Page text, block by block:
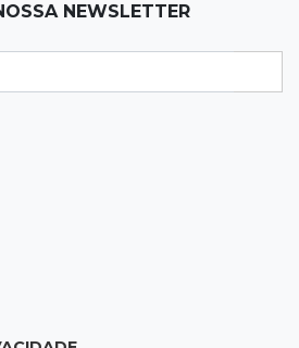
clubes para definir
NEWSLETTER